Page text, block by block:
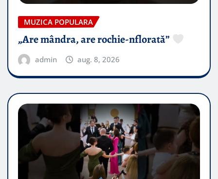
MUZICA POPULARA
„Are mândra, are rochie-nflorată”
admin aug. 8, 2026